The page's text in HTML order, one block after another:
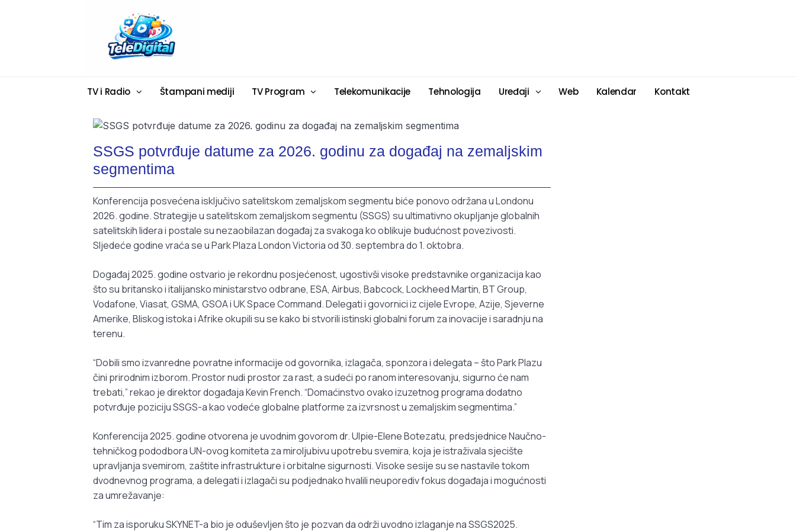
TV i Radio Štampani mediji TV Program Telekomunikacije Tehnologija Uređaji Web Kalendar Kontakt
SSGS potvrđuje datume za 2026. godinu za događaj na zemaljskim
segmentima
Konferencija posvećena isključivo satelitskom zemaljskom segmentu biće ponovo održana u Londonu
2026. godine.Strategije u satelitskom zemaljskom segmentu (SSGS) su ultimativno okupljanje globalnih
satelitskih lidera i postale su nezaobilazan događaj za svakoga ko oblikuje budućnost povezivosti.
Sljedeće godine vraća se u Park Plaza London Victoria od 30. septembra do 1. oktobra.
Događaj 2025. godine ostvario je rekordnu posjećenost, ugostivši visoke predstavnike organizacija kao
što su britansko i italijansko ministarstvo odbrane, ESA, Airbus, Babcock, Lockheed Martin, BT Group,
Vodafone, Viasat, GSMA, GSOA i UK Space Command. Delegati i govornici iz cijele Evrope, Azije, Sjeverne
Amerike, Bliskog istoka i Afrike okupili su se kako bi stvorili istinski globalni forum za inovacije i saradnju na
terenu.
“Dobili smo izvanredne povratne informacije od govornika, izlagača, sponzora i delegata – što Park Plazu
čini prirodnim izborom. Prostor nudi prostor za rast, a sudeći po ranom interesovanju, sigurno će nam
trebati,” rekao je direktor događaja Kevin French. “Domaćinstvo ovako izuzetnog programa dodatno
potvrđuje poziciju SSGS-a kao vodeće globalne platforme za izvrsnost u zemaljskim segmentima.”
Konferencija 2025. godine otvorena je uvodnim govorom dr. Ulpie-Elene Botezatu, predsjednice Naučno-
tehničkog pododbora UN-ovog komiteta za miroljubivu upotrebu svemira, koja je istraživala sjecište
upravljanja svemirom, zaštite infrastrukture i orbitalne sigurnosti. Visoke sesije su se nastavile tokom
dvodnevnog programa, a delegati i izlagači su podjednako hvalili neuporediv fokus događaja i mogućnosti
za umrežavanje:
“Tim za isporuku SKYNET-a bio je oduševljen što je pozvan da održi uvodno izlaganje na SSGS2025.